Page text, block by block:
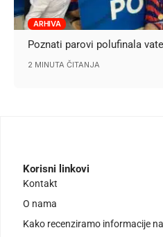
ARHIVA
Poznati parovi polufinala
2 MINUTA ČITANJA
Korisni linkovi
Kontakt
O nama
Kako recenziramo informacije